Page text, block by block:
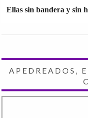
Ellas sin bandera y sin
APEDREADOS,